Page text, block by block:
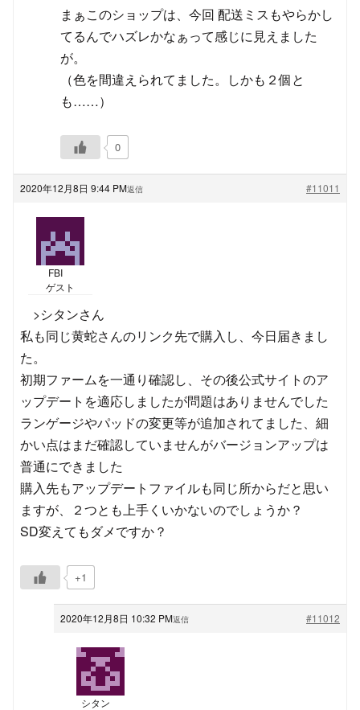
まぁこのショップは、今回 配送ミスもやらかし
てるんでハズレかなぁって感じに見えました
が。
（色を間違えられてました。しかも２個と
も……）
0
2020年12月8日 9:44 PM #11011
返信
FBI
ゲスト
>シタンさん
私も同じ黄蛇さんのリンク先で購入し、今日届きまし
た。
初期ファームを一通り確認し、その後公式サイトのア
ップデートを適応しましたが問題はありませんでした
ランゲージやパッドの変更等が追加されてました、細
かい点はまだ確認していませんがバージョンアップは
普通にできました
購入先もアップデートファイルも同じ所からだと思い
ますが、２つとも上手くいかないのでしょうか？
SD変えてもダメですか？
+1
2020年12月8日 10:32 PM #11012
返信
シタン